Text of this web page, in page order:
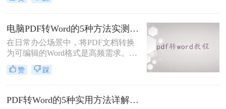
文档内容时，将其转换为Word格式
word怎么转呢？本文将详细介绍几种
常用的PDF转Word方法，助您轻松完
成转换。
电脑PDF转Word的5种方法实测指南：从在线工具到OCR识别与命令行自动化！
在日常办公场景中，将PDF文档转换
为可编辑的Word格式是高频需求。那
么电脑pdf怎么转换成word呢？本文综
合2025年最新技术动态，系统解析
赞 踩
PDF转Word的5种实用方法详解：含扫描件OCR处理与格式校对指南！